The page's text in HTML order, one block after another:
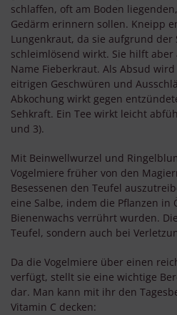
schlaffen, oft am Boden
Gedärm erinnern sollen. Kneipp
Lungenkraut, da sie aufgrund der
schleimlösend wirkt. Sie hilft
Name Fieberkraut. Als Absud
eitrigen Geschwüren und
Abkochung wirkt gegen
Sehkraft. Ein Tee wirkt leicht
und 3).
Mit Beinwellwurzel und
Vogelmiere früher von den
Besessenen den Teufel
eine Salbe, indem die Pflanzen
Bienenwachs verrührt wurden.
Teufel, sondern auch bei
Da die Vogelmiere über einen
verfügt, stellt sie eine wichtige
dar. Man kann mit ihr den
Vitamin C decken: